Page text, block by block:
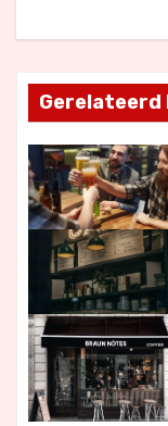
h
t
n
a
v
g
a
t